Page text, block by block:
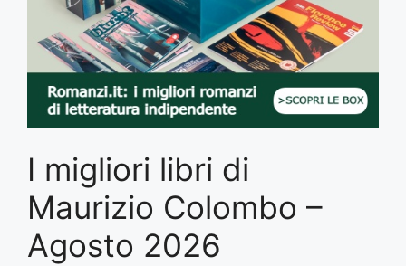
I migliori libri di
Maurizio Colombo –
Agosto 2026